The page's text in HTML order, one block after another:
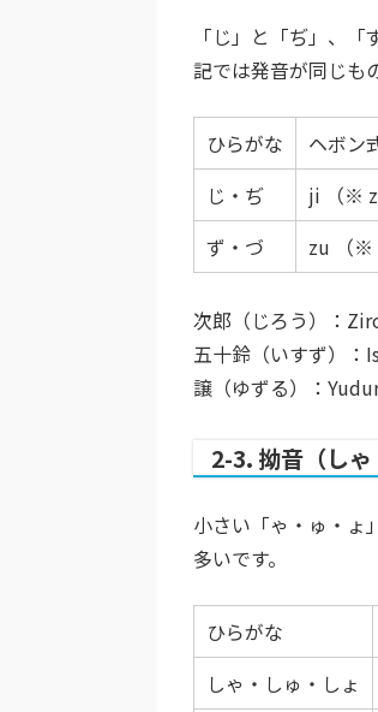
「じ」と「ぢ」、
記では発音が同じも
ひらがな
ヘボン
じ・ぢ
ji （※
ず・づ
zu （※
次郎（じろう）：
五十鈴（いすず）：
譲（ゆずる）：
2-3. 拗音（しゃ
小さい「ゃ・ゅ・ょ
多いです。
ひらがな
しゃ・しゅ・しょ